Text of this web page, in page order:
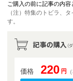
ご購入の前に記事の内容
（注）特集のトビラ、
す。
記事の購入 （
価格 220 円